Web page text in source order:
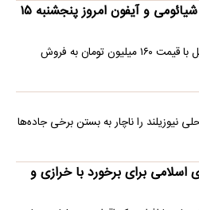
قیمت گوشی سامسونگ، شیائومی و آیفون امروز پنجشنبه ۱۵
ارزان‌ترین گوشی اپل در بازار موبایل با قیمت ۱۶۰ میلیون تومان به فروش
نیوزیلند را ناچار به بستن برخی جاده‌ها
برای برخورد با خرازی و